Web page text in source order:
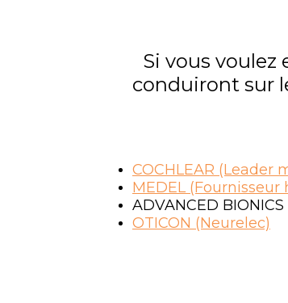
Si vous voulez
conduiront sur
COCHLEAR (Leader
MEDEL (Fournisseur
ADVANCED BIONICS
OTICON (Neurelec)